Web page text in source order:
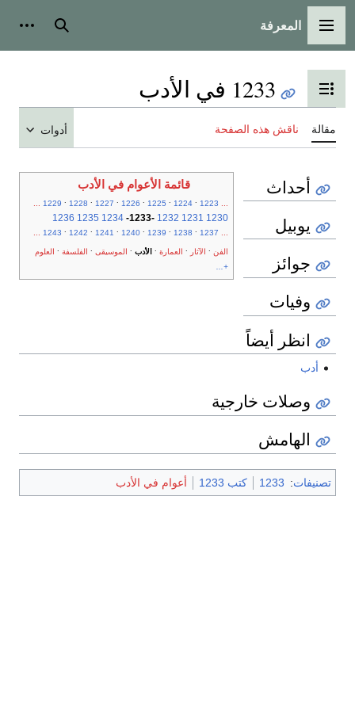
القائمة الرئيسية
المعرفة بحث
تبديل عرض جدول المحتويات
1233 في الأدب
مقالة ناقش هذه الصفحة أدوات
قائمة الأعوام في الأدب
...
1223
1224
1225
1226
1227
1228
1229
...
1230
1231
1232
-
1233
-
1234
1235
1236
...
1237
1238
1239
1240
1241
1242
1243
...
الفن الآثار العمارة الأدب الموسيقى الفلسفة
العلوم
+...
أحداث
يوبيل
جوائز
وفيات
انظر أيضاً
أدب
وصلات خارجية
الهامش
تصنيفات:
1233 كتب 1233 أعوام في الأدب